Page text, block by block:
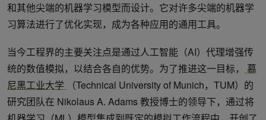
和其他尖端的机器学习模型而设计。它对许多尖端的机器学
习算法进行了优化实现，成为各种应用的通用工具。
当今工程界的主要关注点是通过人工智能（AI）代理增强传
统的数值模拟，以结合各自的优势。为了推进这一目标，
慕
尼黑工业大学
（Technical University of Munich，TUM）的
研究团队在 Nikolaus A. Adams 教授博士的领导下，通过将